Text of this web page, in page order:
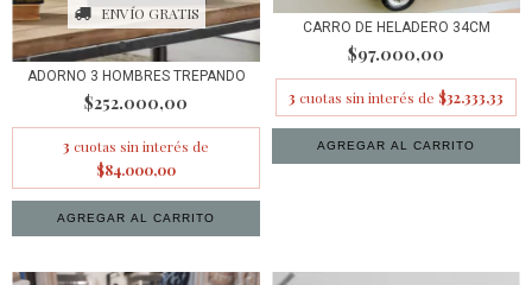
ENVÍO GRATIS
ADORNO 3 HOMBRES TREPANDO
$252.000,00
3 cuotas sin interés de
$84.000,00
CARRO DE HELADERO 34CM
$97.000,00
3 cuotas sin interés de $32.333,33